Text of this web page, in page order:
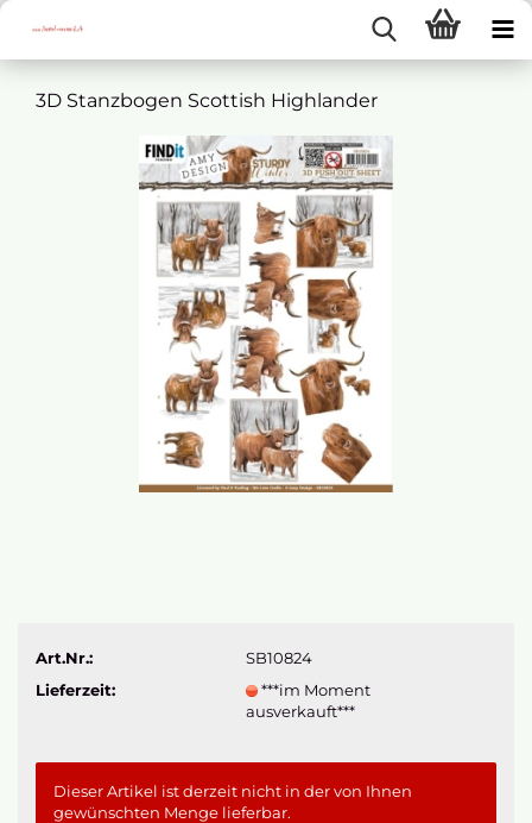
3D Stanzbogen Scottish Highlander
Art.Nr.:
SB10824
Lieferzeit:
***im Moment
ausverkauft***
Dieser Artikel ist derzeit nicht in der von Ihnen
gewünschten Menge lieferbar.